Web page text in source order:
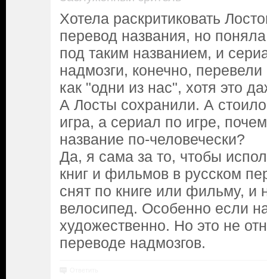
Хотела раскритиковать
перевод названия, но
под таким названием, и
надмозги, конечно,
как "одни из нас", хотя это
А Лосты сохранили. А
игра, а сериал по игре,
название по-человечески?
Да, я сама за то, чтобы
книг и фильмов в русском
снят по книге или фильму, и
велосипед. Особенно если
художественно. Но это не
переводе надмозгов.